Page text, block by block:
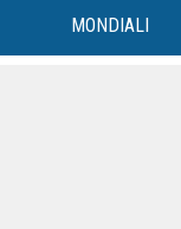
MONDIALI